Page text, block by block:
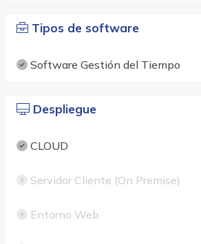
Tipos de software
Software Gestión del Tiempo
Despliegue
CLOUD
Servidor Cliente (On Premise)
Entorno Web